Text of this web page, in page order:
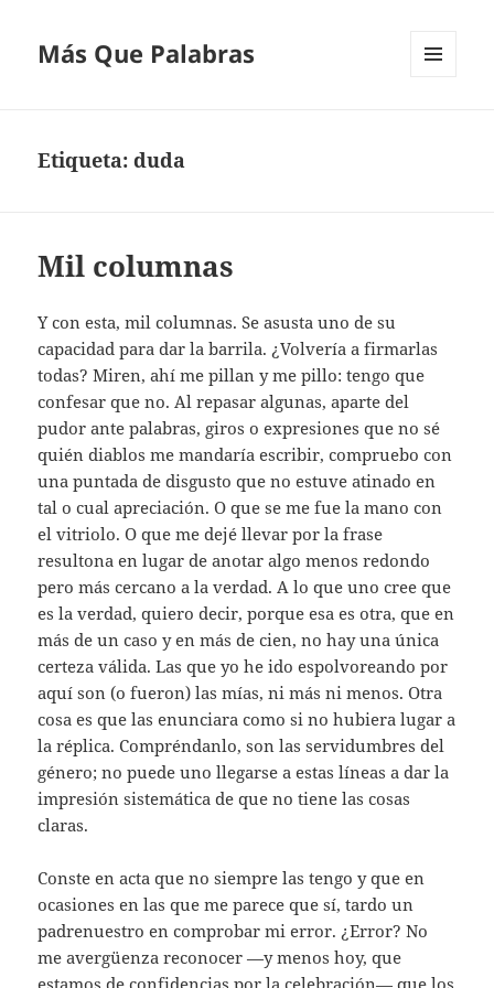
Más Que Palabras
Etiqueta:duda
Mil columnas
Y con esta, mil columnas. Se asusta uno de su
capacidad para dar la barrila. ¿Volvería a firmarlas
todas? Miren, ahí me pillan y me pillo: tengo que
confesar que no. Al repasar algunas, aparte del
pudor ante palabras, giros o expresiones que no sé
quién diablos me mandaría escribir, compruebo con
una puntada de disgusto que no estuve atinado en
tal o cual apreciación. O que se me fue la mano con
el vitriolo. O que me dejé llevar por la frase
resultona en lugar de anotar algo menos redondo
pero más cercano a la verdad. A lo que uno cree que
es la verdad, quiero decir, porque esa es otra, que en
más de un caso y en más de cien, no hay una única
certeza válida. Las que yo he ido espolvoreando por
aquí son (o fueron) las mías, ni más ni menos. Otra
cosa es que las enunciara como si no hubiera lugar a
la réplica. Compréndanlo, son las servidumbres del
género; no puede uno llegarse a estas líneas a dar la
impresión sistemática de que no tiene las cosas
claras.
Conste en acta que no siempre las tengo y que en
ocasiones en las que me parece que sí, tardo un
padrenuestro en comprobar mi error. ¿Error? No
me avergüenza reconocer —y menos hoy, que